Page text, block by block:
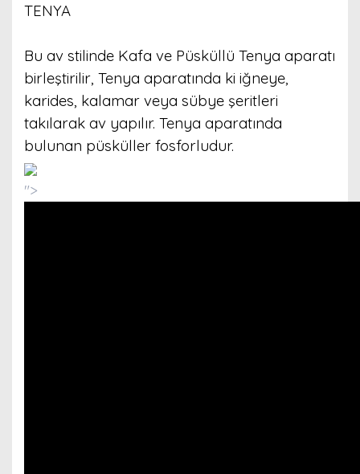
TENYA
Bu av stilinde Kafa ve Püsküllü Tenya aparatı
birleştirilir, Tenya aparatında ki iğneye,
karides, kalamar veya sübye şeritleri
takılarak av yapılır. Tenya aparatında
bulunan püsküller fosforludur.
">